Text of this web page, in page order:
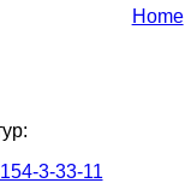
Home
3-33-11